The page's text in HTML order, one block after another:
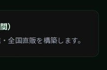
）
全国直販を構築します。